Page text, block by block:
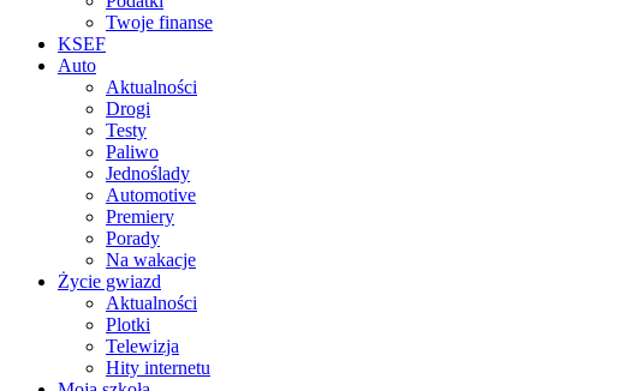
Twoje finanse
KSEF
Auto
Aktualności
Drogi
Testy
Paliwo
Jednoślady
Automotive
Premiery
Porady
Na wakacje
Życie gwiazd
Aktualności
Plotki
Telewizja
Hity internetu